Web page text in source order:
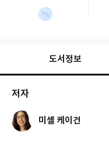
도서정보
저자
미셸 케이건